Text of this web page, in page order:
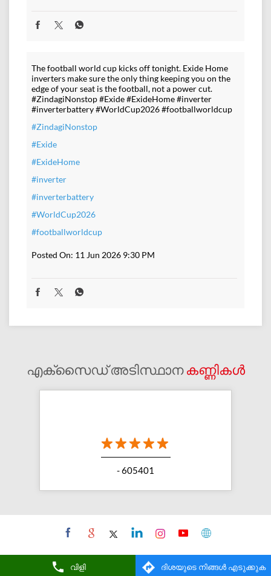
വിളി ദിശയുടെ നിങ്ങൾ എടുക്കുക
The football world cup kicks off tonight. Exide Home
inverters make sure the only thing keeping you on the
edge of your seat is the football, not a power cut.
#ZindagiNonstop #Exide #ExideHome #inverter
#inverterbattery #WorldCup2026 #footballworldcup
#ZindagiNonstop
#Exide
#ExideHome
#inverter
#inverterbattery
#WorldCup2026
#footballworldcup
Posted On: 11 Jun 2026 9:30 PM
എക്സൈഡ് അടിസ്ഥാനകണ്ണികൾ
- 605401